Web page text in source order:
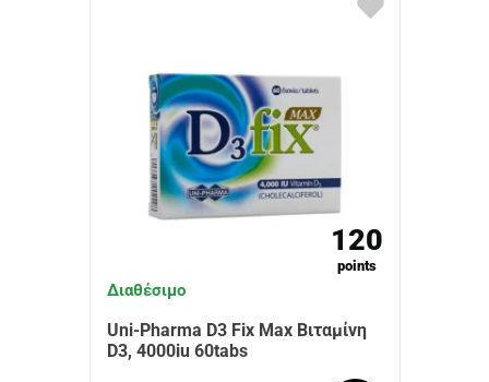
120
points
Διαθέσιμο
Uni-Pharma D3 Fix Max Βιταμίνη
D3, 4000iu 60tabs